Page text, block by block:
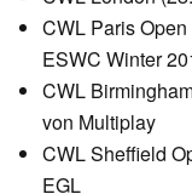
CWL Paris
ESWC Winter
CWL
von Multiplay
CWL Sheffield
EGL